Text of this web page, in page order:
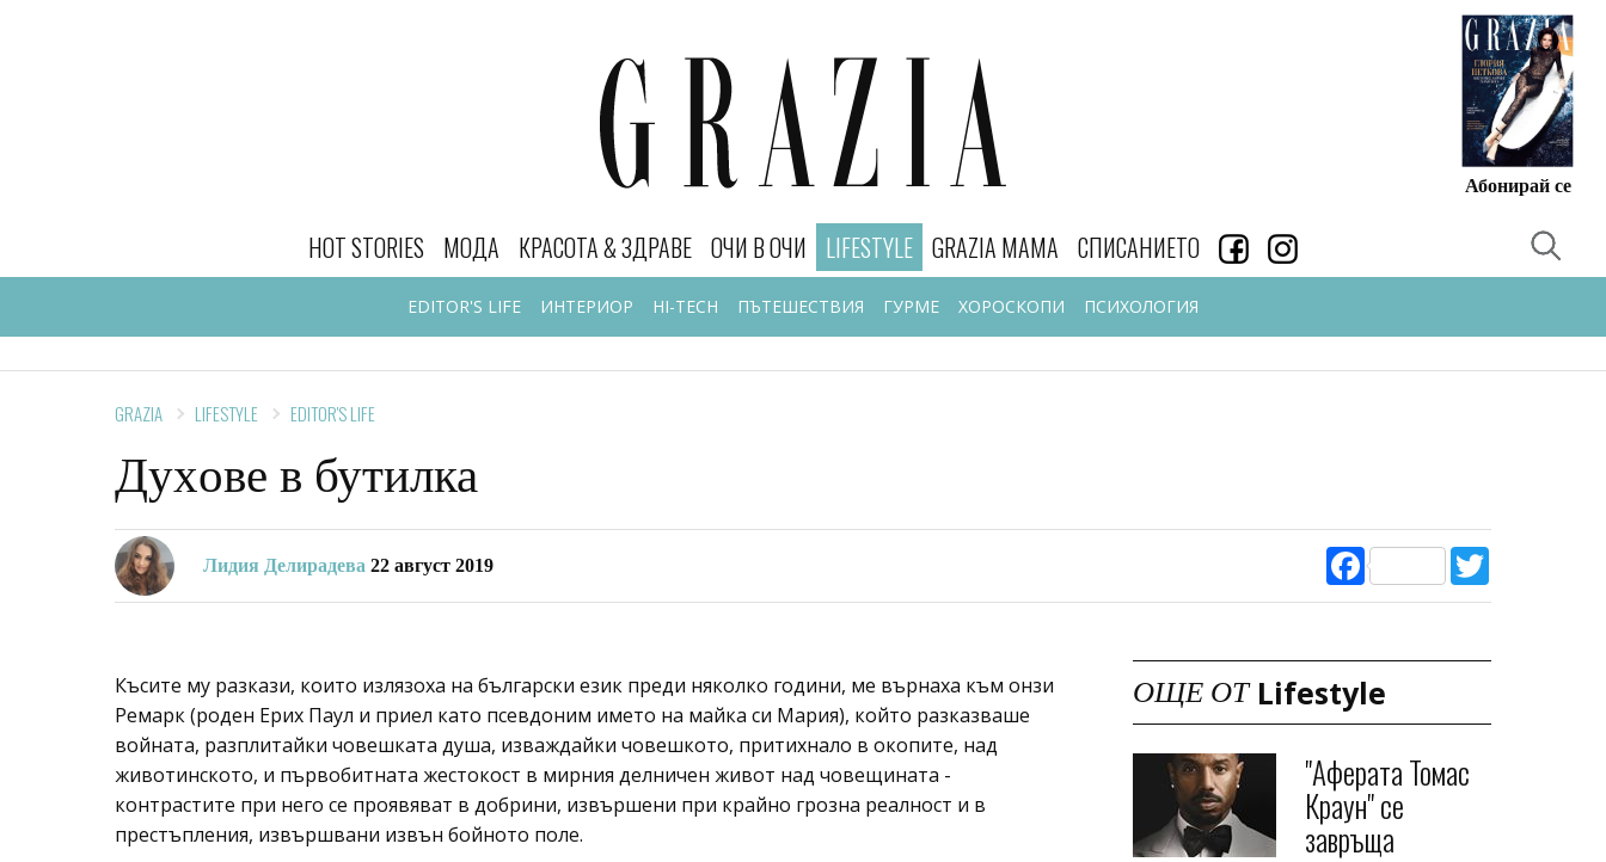
Абонирай се
HOT STORIES МОДА КРАСОТА & ЗДРАВЕ ОЧИ В ОЧИ LIFESTYLE
EDITOR'S LIFE ИНТЕРИОР HI-TECH ПЪТЕШЕСТВИЯ ГУРМЕ ХОРОСКОПИ ПСИХОЛОГИЯ
GRAZIA MAMA СПИСАНИЕТО
GRAZIA LIFESTYLE EDITOR'S LIFE
Духoве в бутилка
Лидия Делирадева 22 август 2019 Facebook
Късите му разкази, които излязоха на български език преди няколко години, ме върнаха към онзи
Ремарк (роден Ерих Паул и приел като псевдоним името на майка си Мария), който разказваше
войната, разплитайки човешката душа, изваждайки човешкото, притихнало в окопите, над
животинското, и първобитната жестокост в мирния делничен живот над човещината -
контрастите при него се проявяват в добрини, извършени при крайно грозна реалност и в
престъпления, извършвани извън бойното поле.
ОЩЕ ОТ Lifestyle
"Аферата Томас
Краун" се
завръща